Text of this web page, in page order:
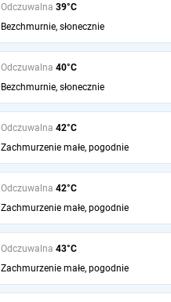
Odczuwalna 39°C
Bezchmurnie, słonecznie
Odczuwalna 40°C
Bezchmurnie, słonecznie
Odczuwalna 42°C
Zachmurzenie małe, pogodnie
Odczuwalna 42°C
Zachmurzenie małe, pogodnie
Odczuwalna 43°C
Zachmurzenie małe, pogodnie